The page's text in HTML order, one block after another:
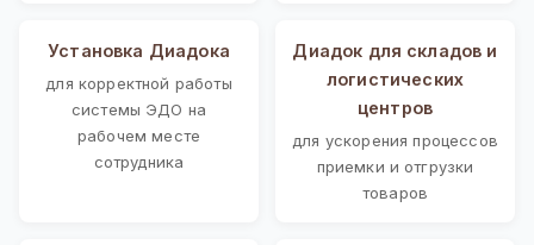
Установка Диадока
для корректной работы
системы ЭДО на
рабочем месте
сотрудника
Диадок для складов и
логистических
центров
для ускорения процессов
приемки и отгрузки
товаров